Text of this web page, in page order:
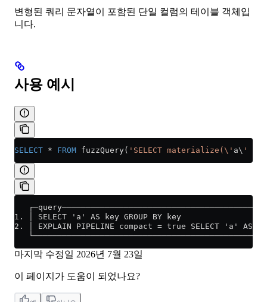
변형된 쿼리 문자열이 포함된 단일 컬럼의 테이블 객체입
니다.
사용 예시
SELECT * FROM fuzzQuery( 'SELECT materialize(\' a\ ' AS
1. │ SELECT 'a' AS key GROUP BY key
2. │ EXPLAIN PIPELINE compact = true SELECT 'a' AS
마지막 수정일 2026년 7월 23일
이 페이지가 도움이 되었나요?